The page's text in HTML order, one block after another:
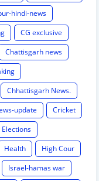
hindi-news
CG exclusive
Chattisgarh news
Chhattisgarh News.
update
Cricket
Elections
Health
High Cour
Israel-hamas war